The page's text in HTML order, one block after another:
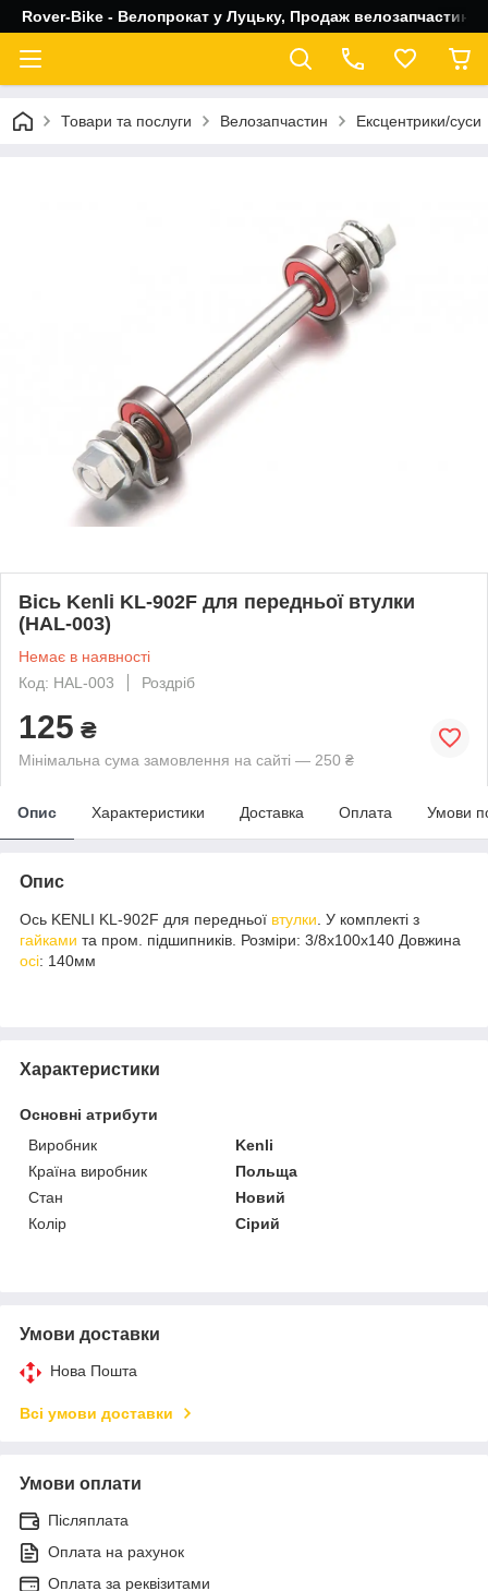
Rover-Bike - Велопрокат у Луцьку, Продаж велозапчастин,
Товари та послуги Велозапчастин Ексцентрики/суси
Вісь Kenli KL-902F для передньої втулки
(HAL-003)
Немає в наявності
Код: HAL-003
Роздріб
125 ₴
Мінімальна сума замовлення на сайті — 250 ₴
Опис Характеристики Доставка Оплата Умови
Опис
Ось KENLI KL-902F для передньої втулки . У комплекті з
гайками та пром. підшипників. Розміри: 3/8х100х140 Довжина
осі: 140мм
Характеристики
Основні атрибути
Виробник
Kenli
Країна виробник
Польща
Стан
Новий
Колір
Сірий
Умови доставки
Нова Пошта
Всі умови доставки
Умови оплати
Післяплата
Оплата на рахунок
Оплата за реквізитами